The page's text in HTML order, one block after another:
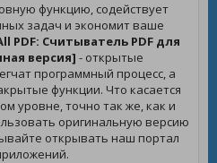
функцию, содействует
задач и экономит ваше
PDF: Считыватель PDF для
версия] - открытые
программный процесс, а
функции. Что касается
уровне, точно так же, как и
оригинальную версию
открывать наш портал